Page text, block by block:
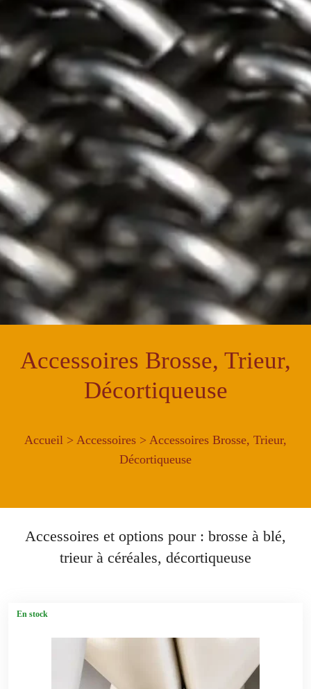
Accessoires Brosse, Trieur,
Décortiqueuse
Accueil > Accessoires > Accessoires Brosse, Trieur,
Décortiqueuse
Accessoires et options pour : brosse à blé,
trieur à céréales, décortiqueuse
En stock